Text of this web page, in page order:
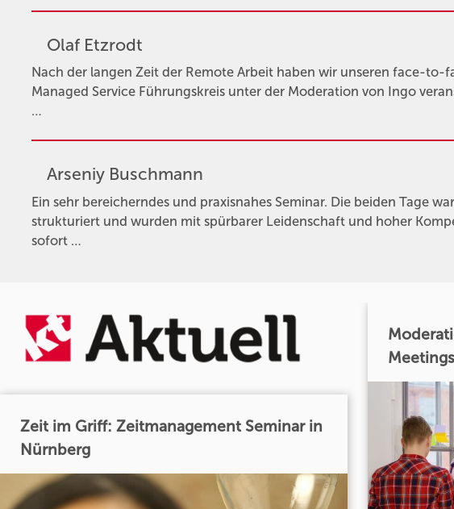
Olaf Etzrodt
Nach der langen Zeit der Remote Arbeit haben wir unseren face-to-
Managed Service Führungskreis unter der Moderation von Ingo
…
Arseniy Buschmann
Ein sehr bereicherndes und praxisnahes Seminar. Die beiden Tage
strukturiert und wurden mit spürbarer Leidenschaft und hoher
sofort …
Zeit im Griff: Zeitmanagement Seminar in
Nürnberg